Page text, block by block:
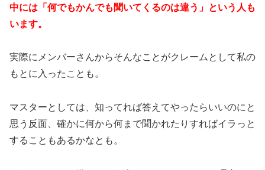
中には「何でもかんでも聞いてくるのは違う」という人も
います。
実際にメンバーさんからそんなことがクレームとして私の
もとに入ったことも。
マスターとしては、知ってれば答えてやったらいいのにと
思う反面、確かに何から何まで聞かれたりすればイラっと
することもあるかなとも。